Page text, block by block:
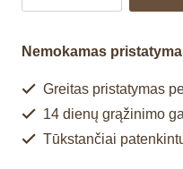
Nemokamas
Greitas pristatymas
14 dienų grąžinimo
Tūkstančiai